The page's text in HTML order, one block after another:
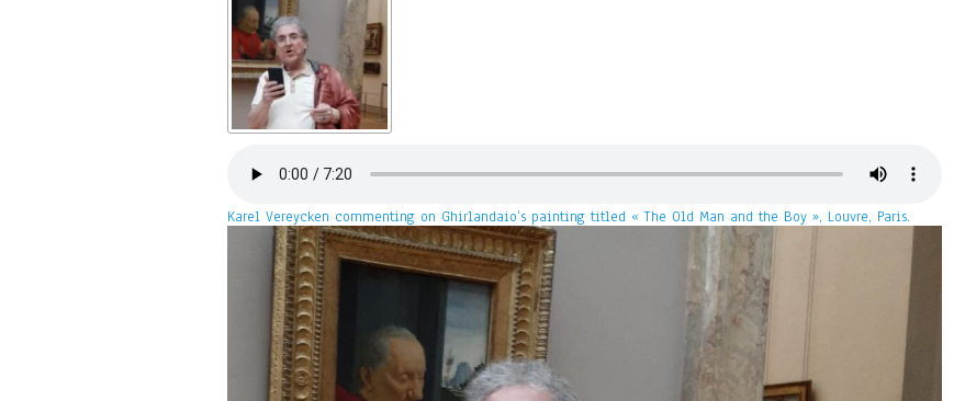
Karel Vereycken commenting on Ghirlandaio’s painting titled « The Old Man and the Boy », Louvre, Paris.